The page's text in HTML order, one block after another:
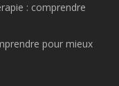
: comprendre
pour mieux